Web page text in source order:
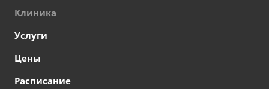
Клиника
Услуги
Цены
Расписание